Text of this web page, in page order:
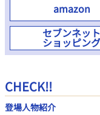
amazon
セブンネット
ショッピング
CHECK!!
登場人物紹介